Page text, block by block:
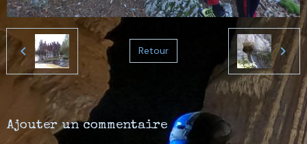
Retour
Ajouter un commentaire